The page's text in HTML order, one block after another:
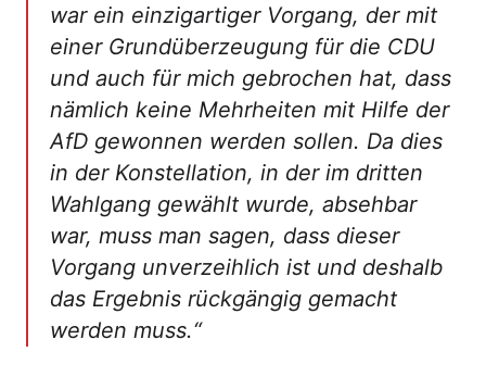
war ein einzigartiger Vorgang, der mit
einer Grundüberzeugung für die CDU
und auch für mich gebrochen hat, dass
nämlich keine Mehrheiten mit Hilfe der
AfD gewonnen werden sollen. Da dies
in der Konstellation, in der im dritten
Wahlgang gewählt wurde, absehbar
war, muss man sagen, dass dieser
Vorgang unverzeihlich ist und deshalb
das Ergebnis rückgängig gemacht
werden muss.“